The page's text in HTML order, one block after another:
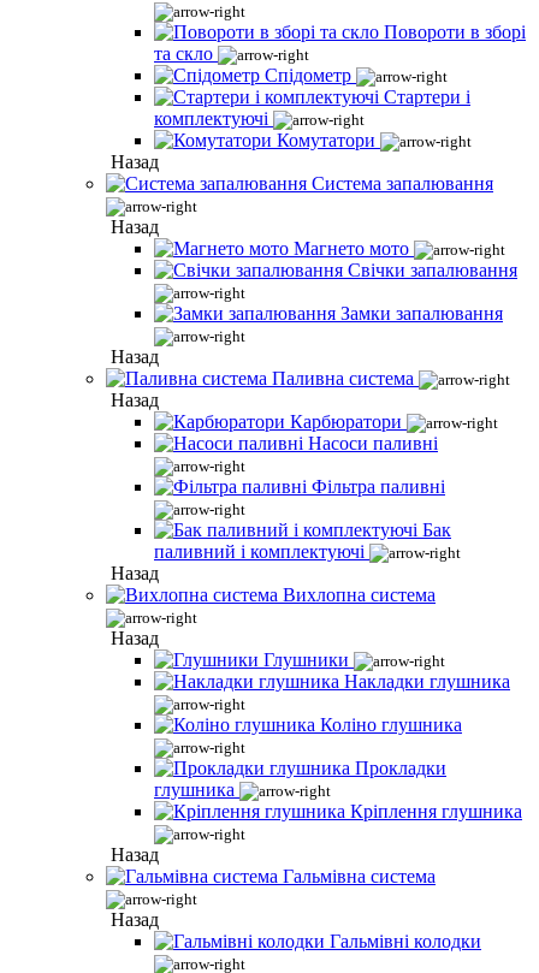
Повороти в зборі
та скло
Спідометр
Стартери і
комплектуючі
Комутатори
Назад
Система запалювання
Назад
Магнето мото
Свічки запалювання
Замки запалювання
Назад
Паливна система
Назад
Карбюратори
Насоси паливні
Фільтра паливні
Бак
паливний і комплектуючі
Назад
Вихлопна система
Назад
Глушники
Накладки глушника
Коліно глушника
Прокладки
глушника
Кріплення глушника
Назад
Гальмівна система
Назад
Гальмівні колодки